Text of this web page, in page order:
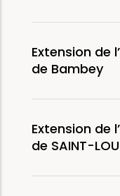
Extension de
de Bambey
Extension de
de SAINT-